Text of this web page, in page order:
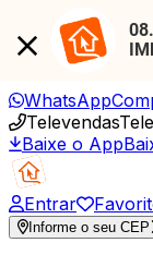
WhatsApp
Televendas
Baixe o App
Entrar
Informe o seu CEP